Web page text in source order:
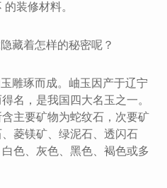
装修材料。
藏着怎样的秘密呢？
雕琢而成。岫玉因产于辽宁
名，是我国四大名玉之一。
主要矿物为蛇纹石，次要矿
菱镁矿、绿泥石、透闪石
色、灰色、黑色、褐色或多